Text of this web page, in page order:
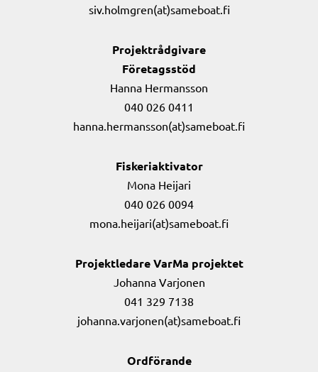
siv.holmgren(at)sameboat.fi
Projektrådgivare
Företagsstöd
Hanna Hermansson
040 026 0411
hanna.hermansson(at)sameboat.fi
Fiskeriaktivator
Mona Heijari
040 026 0094
mona.heijari(at)sameboat.fi
Projektledare VarMa projektet
Johanna Varjonen
041 329 7138
johanna.varjonen(at)sameboat.fi
Ordförande